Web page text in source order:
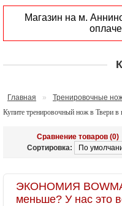
Магазин на м.
Главная »
Тренировочные
Купите тренировочный нож в Твери в
Сравнение товаров (0)
Сортировка:
ЭКОНОМИЯ
меньше? У нас это